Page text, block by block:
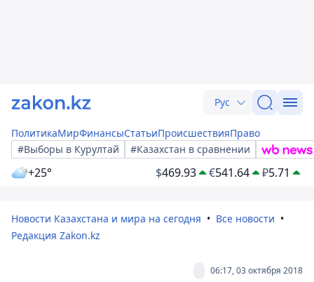
Рус
ПолитикаМирФинансыСтатьиПроисшествияПраво
#Выборы в Курултай
#Казахстан в сравнении
+25° $469.93 €541.64 ₽5.71
Новости Казахстана и мира на сегодня
Все новости
Редакция Zakon.kz
06:17, 03 октября 2018